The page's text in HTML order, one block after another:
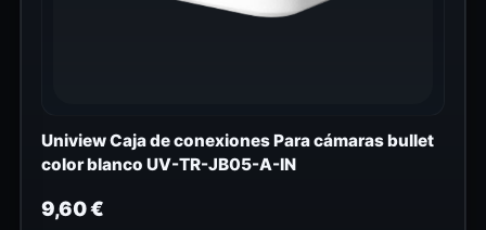
Uniview Caja de conexiones Para cámaras bullet
color blanco UV-TR-JB05-A-IN
9,60€